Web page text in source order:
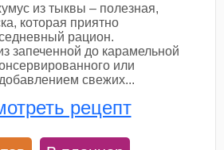
из тыквы – полезная,
которая приятно
рацион.
запеченной до карамельной
или
свежих...
рецепт